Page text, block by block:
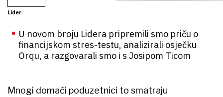
Lider
U novom broju Lidera pripremili smo priču o
financijskom stres-testu, analizirali osječku
Orqu, a razgovarali smo i s Josipom Ticom
Mnogi domaći poduzetnici to smatraju